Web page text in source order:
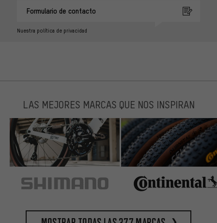
Formulario de contacto
Nuestra política de privacidad
LAS MEJORES MARCAS QUE NOS INSPIRAN